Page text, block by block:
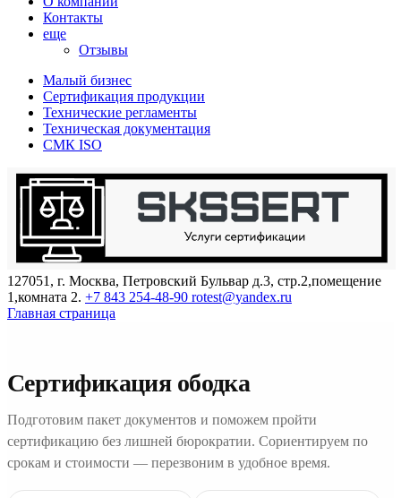
Контакты
еще
Отзывы
Малый бизнес
Сертификация продукции
Технические регламенты
Техническая документация
СМК ISO
127051, г. Москва, Петровский Бульвар д.3, стр.2,помещение
1,комната 2. +7 843 254-48-90 rotest@yandex.ru
Главная страница
Сертификация ободка
Подготовим пакет документов и поможем пройти
сертификацию без лишней бюрократии. Сориентируем по
срокам и стоимости — перезвоним в удобное время.